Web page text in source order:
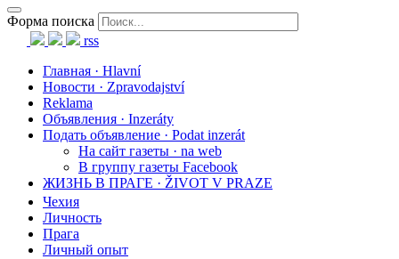
Форма поиска
rss
Главная · Hlavní
Новости · Zpravodajství
Reklama
Объявления · Inzeráty
Подать объявление · Podat inzerát
На сайт газеты · na web
В группу газеты Facebook
ЖИЗНЬ В ПРАГЕ · ŽIVOT V PRAZE
Чехия
Личность
Прага
Личный опыт